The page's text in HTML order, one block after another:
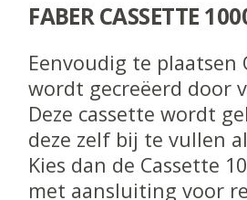
FABERCASSETTE
Eenvoudig te plaatsen
wordt gecreëerd door
Deze cassette wordt
deze zelf bij te vullen
Kies dan de Cassette
met aansluiting voor